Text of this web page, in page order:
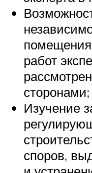
работ
сторонами;
Изучение
споров,